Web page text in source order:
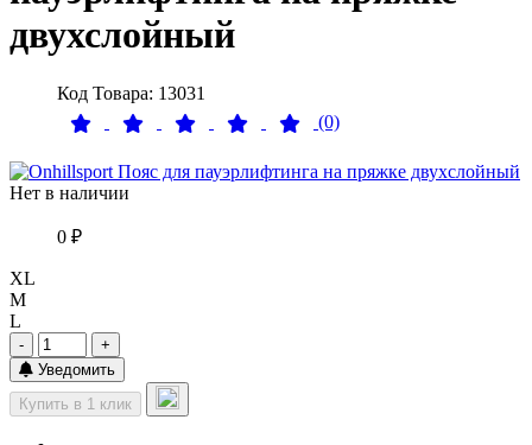
двухслойный
Код Товара: 13031
(0)
Нет в наличии
0 ₽
XL
M
L
-
+
Уведомить
Купить в 1 клик